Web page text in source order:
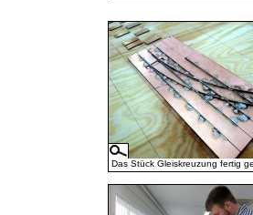
Das Stück Gleiskreuzung fertig